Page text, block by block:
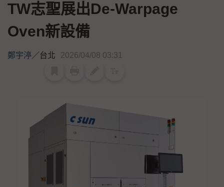
TW志聖展出De-Warpage
Oven新設備
鄭宇渟／台北 2026/04/08 03:31